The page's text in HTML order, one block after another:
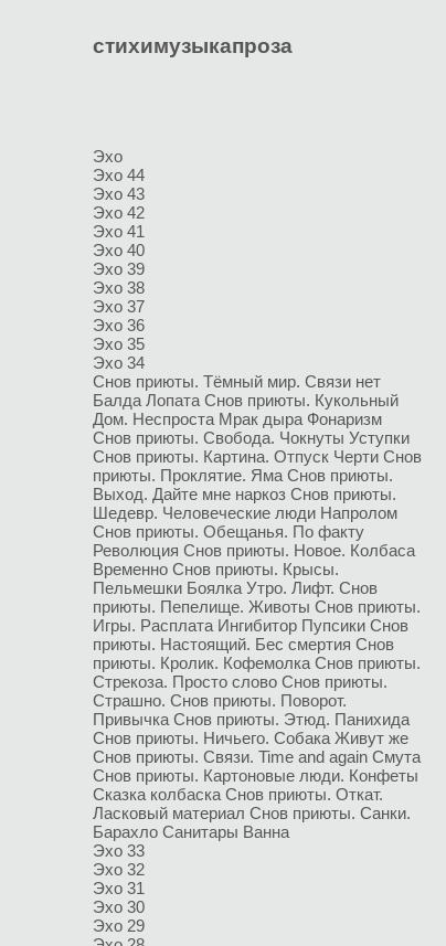
стихимузыкапроза
Эхо
Эхо 44
Эхо 43
Эхо 42
Эхо 41
Эхо 40
Эхо 39
Эхо 38
Эхо 37
Эхо 36
Эхо 35
Эхо 34
Снов приюты. Тёмный мир. Связи нет
Балда Лопата Снов приюты. Кукольный
Дом. Неспроста Мрак дыра Фонаризм
Снов приюты. Свобода. Чокнуты Уступки
Снов приюты. Картина. Отпуск Черти Снов
приюты. Проклятие. Яма Снов приюты.
Выход. Дайте мне наркоз Снов приюты.
Шедевр. Человеческие люди Напролом
Снов приюты. Обещанья. По факту
Революция Снов приюты. Новое. Колбаса
Временно Снов приюты. Крысы.
Пельмешки Боялка Утро. Лифт. Снов
приюты. Пепелище. Животы Снов приюты.
Игры. Расплата Ингибитор Пупсики Снов
приюты. Настоящий. Бес смертия Снов
приюты. Кролик. Кофемолка Снов приюты.
Стрекоза. Просто слово Снов приюты.
Страшно. Снов приюты. Поворот.
Привычка Снов приюты. Этюд. Панихида
Снов приюты. Ничьего. Собака Живут же
Снов приюты. Связи. Time and again Смута
Снов приюты. Картоновые люди. Конфеты
Сказка колбаска Снов приюты. Откат.
Ласковый материал Снов приюты. Санки.
Барахло Санитары Ванна
Эхо 33
Эхо 32
Эхо 31
Эхо 30
Эхо 29